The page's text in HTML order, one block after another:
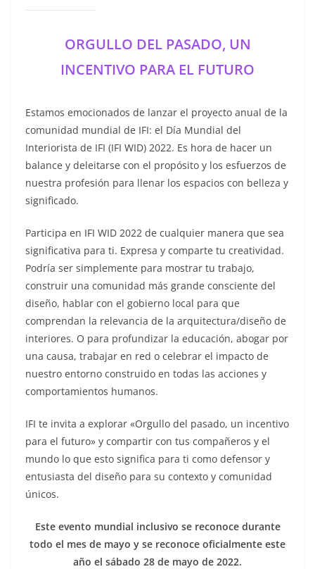
ORGULLO DEL PASADO, UN
INCENTIVO PARA EL FUTURO
Estamos emocionados de lanzar el proyecto anual de la
comunidad mundial de IFI: el Día Mundial del
Interiorista de IFI (IFI WID) 2022. Es hora de hacer un
balance y deleitarse con el propósito y los esfuerzos de
nuestra profesión para llenar los espacios con belleza y
significado.
Participa en IFI WID 2022 de cualquier manera que sea
significativa para ti. Expresa y comparte tu creatividad.
Podría ser simplemente para mostrar tu trabajo,
construir una comunidad más grande consciente del
diseño, hablar con el gobierno local para que
comprendan la relevancia de la arquitectura/diseño de
interiores. O para profundizar la educación, abogar por
una causa, trabajar en red o celebrar el impacto de
nuestro entorno construido en todas las acciones y
comportamientos humanos.
IFI te invita a explorar «Orgullo del pasado, un incentivo
para el futuro» y compartir con tus compañeros y el
mundo lo que esto significa para ti como defensor y
entusiasta del diseño para su contexto y comunidad
únicos.
Este evento mundial inclusivo se reconoce durante
todo el mes de mayo y se reconoce oficialmente este
año el sábado 28 de mayo de 2022.